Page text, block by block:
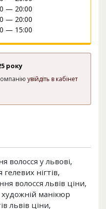
— 20:00
— 20:00
— 15:00
року
увійдіть в кабінет
волосся у львові,
нігтів,
волосся львів ціни,
художній манікюр
львів ціни,